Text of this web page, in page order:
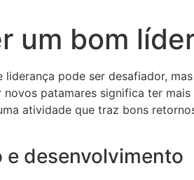
um bom
liderança pode ser desafiador,
patamares significa ter
atividade que traz bons
e desenvolvimento